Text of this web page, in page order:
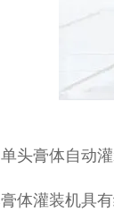
头膏体自动灌
灌装机具有